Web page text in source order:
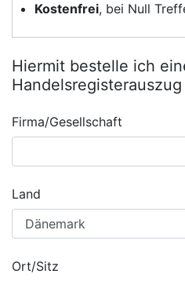
Kostenfrei, bei Null
Hiermit bestelle ich
Firma/Gesellschaft
Land
Ort/Sitz